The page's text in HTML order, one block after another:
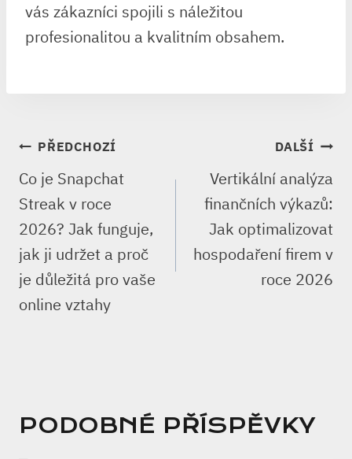
vás zákazníci spojili s náležitou
profesionalitou a kvalitním obsahem.
NAVIGACE
PRO
PŘÍSPĚVEK
PŘEDCHOZÍ
Co je Snapchat
Streak v roce
2026? Jak funguje,
jak ji udržet a proč
je důležitá pro vaše
online vztahy
DALŠÍ
Vertikální analýza
finančních výkazů:
Jak optimalizovat
hospodaření firem v
roce 2026
PODOBNÉ PŘÍSPĚVKY